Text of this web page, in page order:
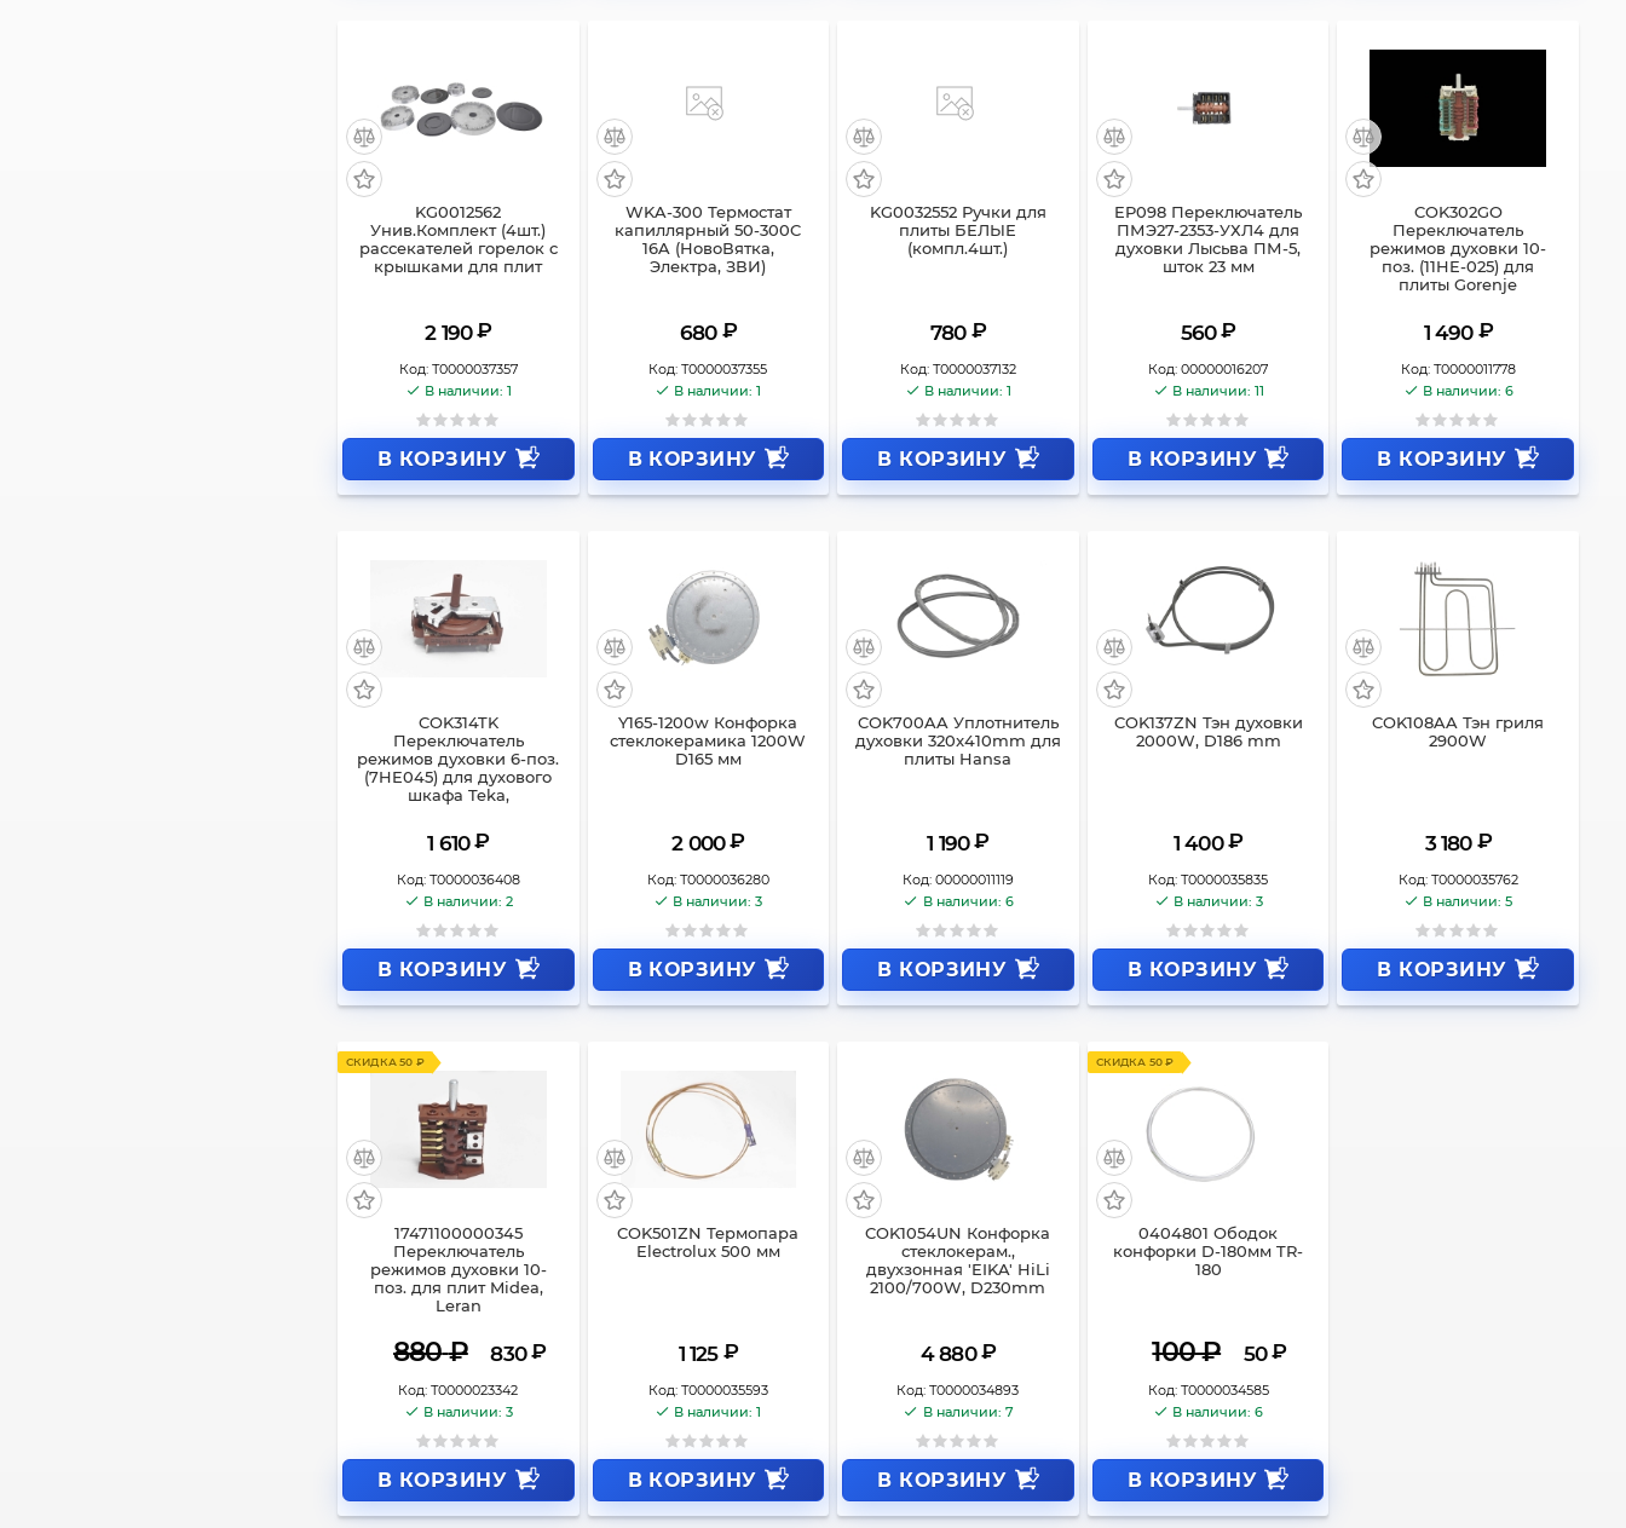
KG0012562
Унив.Комплект (4шт.)
рассекателей горелок с
крышками для плит
2 190 ₽
Код: Т0000037357
В наличии: 1
В КОРЗИНУ
WKA-300 Термостат
капиллярный 50-300C
16A (НовоВятка,
Электра, ЗВИ)
680 ₽
Код: Т0000037355
В наличии: 1
В КОРЗИНУ
KG0032552 Ручки для
плиты БЕЛЫЕ
(компл.4шт.)
780 ₽
Код: Т0000037132
В наличии: 1
В КОРЗИНУ
EP098 Переключатель
ПМЭ27-2353-УХЛ4 для
духовки Лысьва ПМ-5,
шток 23 мм
560 ₽
Код: 00000016207
В наличии: 11
В КОРЗИНУ
COK302GO
Переключатель
режимов духовки 10-
поз. (11HE-025) для
плиты Gorenje
1 490 ₽
Код: Т0000011778
В наличии: 6
В КОРЗИНУ
COK314TK
Переключатель
режимов духовки 6-поз.
(7HE045) для духового
шкафа Teka,
1 610 ₽
Код: Т0000036408
В наличии: 2
В КОРЗИНУ
Y165-1200w Конфорка
стеклокерамика 1200W
D165 мм
2 000 ₽
Код: Т0000036280
В наличии: 3
В КОРЗИНУ
COK700AA Уплотнитель
духовки 320x410mm для
плиты Hansa
1 190 ₽
Код: 00000011119
В наличии: 6
В КОРЗИНУ
COK137ZN Тэн духовки
2000W, D186 mm
1 400 ₽
Код: Т0000035835
В наличии: 3
В КОРЗИНУ
COK108AA Тэн гриля
2900W
3 180 ₽
Код: Т0000035762
В наличии: 5
В КОРЗИНУ
СКИДКА 50 ₽
17471100000345
Переключатель
режимов духовки 10-
поз. для плит Midea,
Leran
880₽ 830 ₽
Код: Т0000023342
В наличии: 3
В КОРЗИНУ
COK501ZN Термопара
Electrolux 500 мм
1 125 ₽
Код: Т0000035593
В наличии: 1
В КОРЗИНУ
COK1054UN Конфорка
стеклокерам.,
двухзонная 'EIKA' HiLi
2100/700W, D230mm
4 880 ₽
Код: Т0000034893
В наличии: 7
В КОРЗИНУ
СКИДКА 50 ₽
0404801 Ободок
конфорки D-180мм TR-
180
100₽ 50 ₽
Код: Т0000034585
В наличии: 6
В КОРЗИНУ